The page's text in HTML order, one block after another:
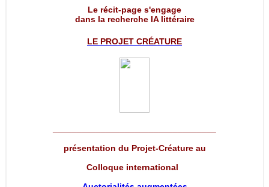
Le récit-page s'engage
dans la recherche IA littéraire
LE PROJET CRÉATURE
présentation du Projet-Créature au
Colloque international